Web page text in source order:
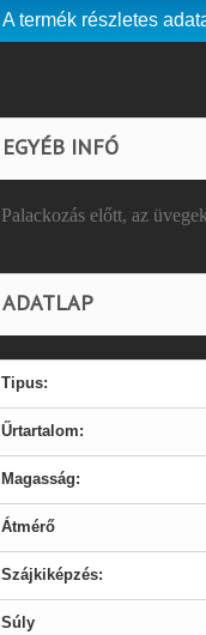
A termék részletes
EGYÉB INFÓ
Palackozás előtt, az
ADATLAP
Tipus:
Űrtartalom:
Magasság:
Átmérő
Szájkiképzés:
Súly